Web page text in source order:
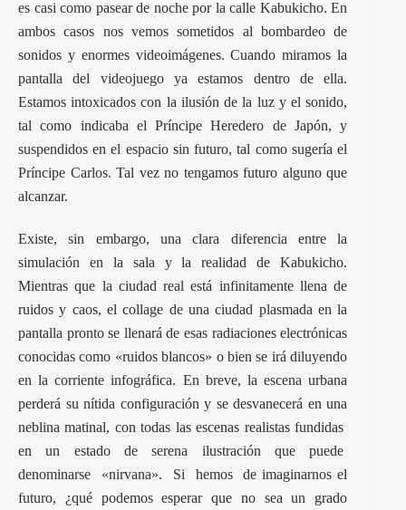
es casi como pasear de noche por la calle Kabukicho. En
ambos casos nos vemos sometidos al bombardeo de
sonidos y enormes videoimágenes. Cuando miramos la
pantalla del videojuego ya estamos dentro de ella.
Estamos intoxicados con la ilusión de la luz y el sonido,
tal como indicaba el Príncipe Heredero de Japón, y
suspendidos en el espacio sin futuro, tal como sugería el
Príncipe Carlos. Tal vez no tengamos futuro alguno que
alcanzar.
Existe, sin embargo, una clara diferencia entre la
simulación en la sala y la realidad de Kabukicho.
Mientras que la ciudad real está infinitamente llena de
ruidos y caos, el collage de una ciudad plasmada en la
pantalla pronto se llenará de esas radiaciones electrónicas
conocidas como «ruidos blancos» o bien se irá diluyendo
en la corriente infográfica. En breve, la escena urbana
perderá su nítida configuración y se desvanecerá en una
neblina matinal, con todas las escenas realistas fundidas
en un estado de serena ilustración que puede
denominarse «nirvana». Si hemos de imaginarnos el
futuro, ¿qué podemos esperar que no sea un grado